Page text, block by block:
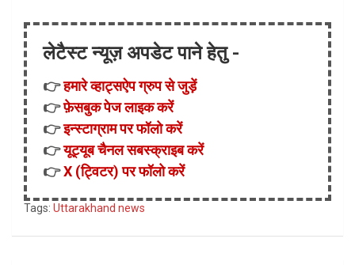
लेटैस्ट न्यूज़ अपडेट पाने हेतु -
👉हमारे व्हाट्सऐप ग्रुप से जुड़ें
👉फ़ेसबुक पेज लाइक करें
👉इन्स्टाग्राम पर फॉलो करें
👉यूट्यूब चैनल सबस्क्राइब करें
👉X (ट्विटर) पर फॉलो करें
Tags: Uttarakhand news